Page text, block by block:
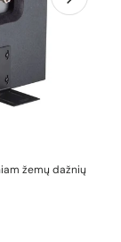
žemų dažnių